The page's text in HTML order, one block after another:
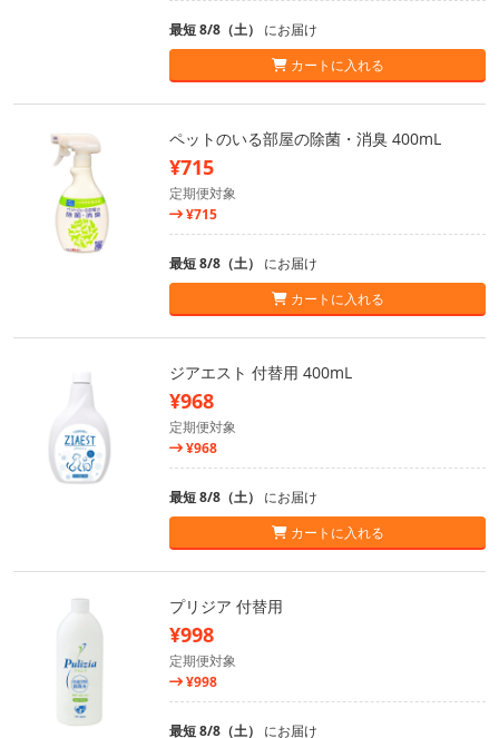
最短 8/8（土） にお届け
カートに入れる
ペットのいる部屋の除菌・消臭 400mL
¥715
定期便対象
¥715
最短 8/8（土） にお届け
カートに入れる
ジアエスト 付替用 400mL
¥968
定期便対象
¥968
最短 8/8（土） にお届け
カートに入れる
プリジア 付替用
¥998
定期便対象
¥998
最短 8/8（土） にお届け